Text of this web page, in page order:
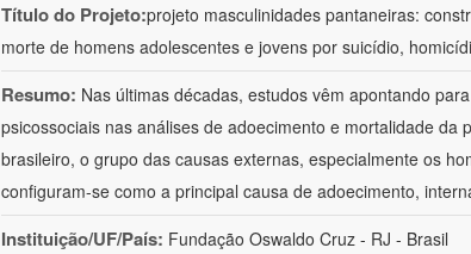
Título do Projeto:projeto masculinidades pantaneiras:
morte de homens adolescentes e jovens por suicídio,
Resumo: Nas últimas décadas, estudos vêm apontando
psicossociais nas análises de adoecimento e mortalidade da
brasileiro, o grupo das causas externas, especialmente os
configuram-se como a principal causa de adoecimento,
Instituição/UF/País: Fundação Oswaldo Cruz - RJ - Brasil